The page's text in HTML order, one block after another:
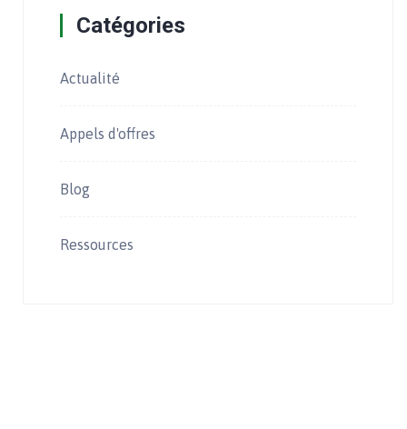
Catégories
Actualité
Appels d'offres
Blog
Ressources